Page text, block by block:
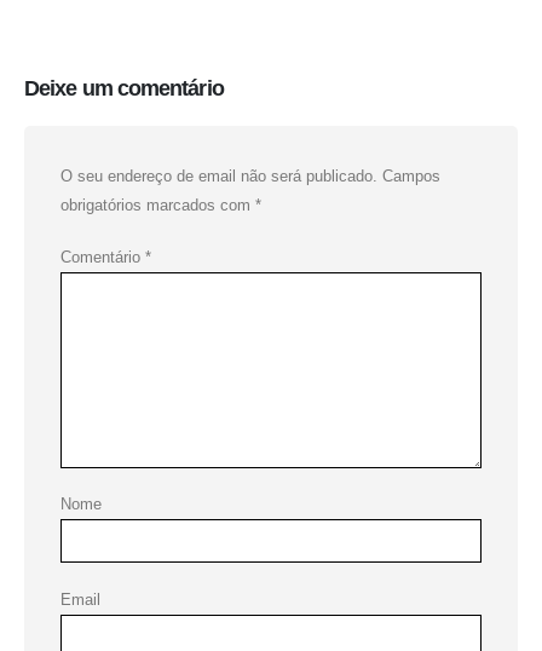
Deixe um comentário
O seu endereço de email não será publicado. Campos
obrigatórios marcados com *
Comentário *
Nome
Email